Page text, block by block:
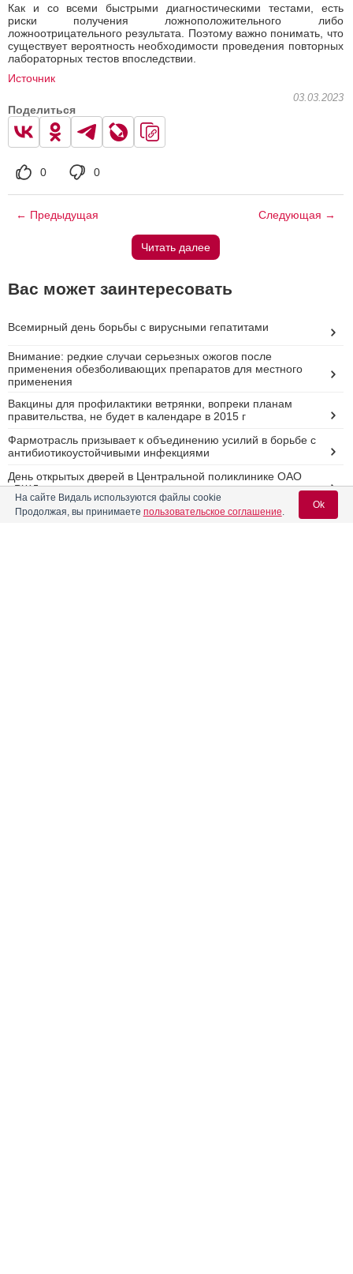
Как и со всеми быстрыми диагностическими тестами, есть
риски получения ложноположительного либо
ложноотрицательного результата. Поэтому важно понимать, что
существует вероятность необходимости проведения повторных
лабораторных тестов впоследствии.
Источник
03.03.2023
Поделиться
0 0
← Предыдущая Следующая →
Читать далее
Вас может заинтересовать
Всемирный день борьбы с вирусными гепатитами
Внимание: редкие случаи серьезных ожогов после
применения обезболивающих препаратов для местного
применения
Вакцины для профилактики ветрянки, вопреки планам
правительства, не будет в календаре в 2015 г
Фармотрасль призывает к объединению усилий в борьбе с
антибиотикоустойчивыми инфекциями
День открытых дверей в Центральной поликлинике ОАО
«РЖД»
На сайте Видаль используются файлы cookie
Продолжая, вы принимаете пользовательское соглашение.
Ok